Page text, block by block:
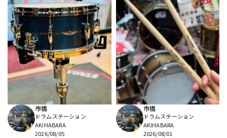
市橋
ドラムステーション
AKIHABARA
2026/08/05
市橋
ドラムステーション
AKIHABARA
2026/08/01